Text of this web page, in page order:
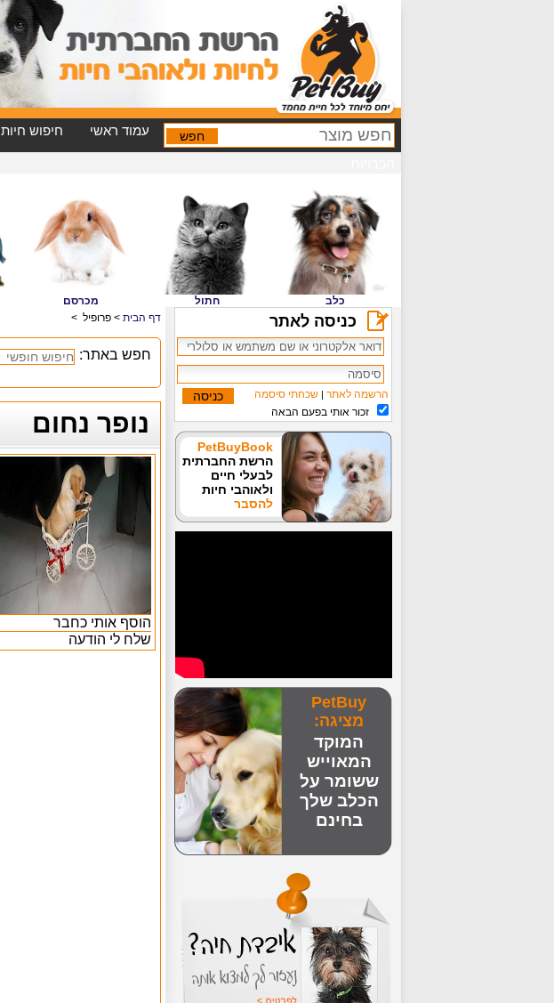
עמוד ראשי חיפוש חיות
כלב חתול מכרסם
כניסה לאתר
הרשמה לאתר | שכחתי סיסמה
זכור אותי בפעם הבאה
PetBuyBook
הרשת החברתית
לבעלי חיים
ולאוהבי חיות
להסבר
PetBuy
מציגה:
המוקד
המאוייש
ששומר על
הכלב שלך
בחינם
דף הבית > פרופיל
חפש באתר:
נופר נחום
הוסף אותי כחבר
שלח לי הודעה